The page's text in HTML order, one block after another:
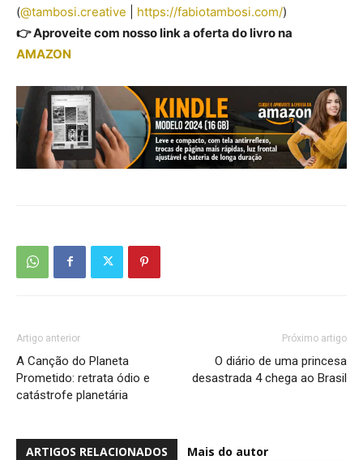
(@tambosi.creative https://fabiotambosi.com/)
👉 Aproveite com nosso link a oferta do livro na
AMAZON
Artigo anterior
A Canção do Planeta
Prometido: retrata ódio e
catástrofe planetária
Próximo artigo
O diário de uma princesa
desastrada 4 chega ao Brasil
ARTIGOS RELACIONADOS Mais do autor